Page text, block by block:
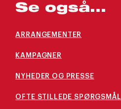
Se også...
ARRANGEMENTER
KAMPAGNER
NYHEDER OG PRESSE
OFTE STILLEDE SPØRGSMÅL